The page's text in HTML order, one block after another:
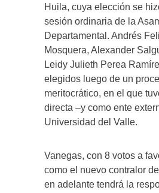
Huila, cuya elección se
sesión ordinaria de la
Departamental. Andrés
Mosquera, Alexander
Leidy Julieth Perea
elegidos luego de un
meritocrático, en el que
directa –y como ente
Universidad del Valle.
Vanegas, con 8 votos a
como el nuevo contralor
en adelante tendrá la